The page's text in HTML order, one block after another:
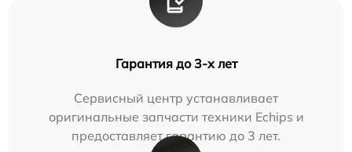
Гарантия до 3-х лет
Сервисный центр устанавливает
оригинальные запчасти техники Echips и
предоставляет гарантию до 3 лет.